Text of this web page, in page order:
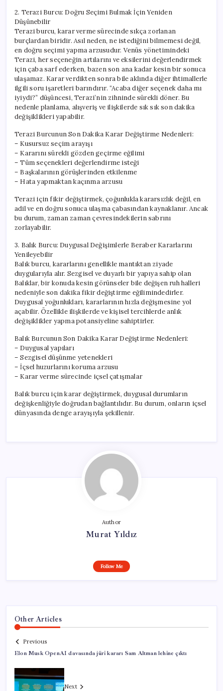
2. Terazi Burcu: Doğru Seçimi Bulmak İçin Yeniden
Düşünebilir
Terazi burcu, karar verme sürecinde sıkça zorlanan
burçlardan biridir. Asıl neden, ne istediğini bilmemesi değil,
en doğru seçimi yapma arzusudur. Venüs yönetimindeki
Terazi, her seçeneğin artılarını ve eksilerini değerlendirmek
için çaba sarf ederken, bazen son ana kadar kesin bir sonuca
ulaşamaz. Karar verdikten sonra bile aklında diğer ihtimallerle
ilgili soru işaretleri barındırır. “Acaba diğer seçenek daha mı
iyiydi?” düşüncesi, Terazi’nin zihninde sürekli döner. Bu
nedenle planlama, alışveriş ve ilişkilerde sık sık son dakika
değişiklikleri yapabilir.
Terazi Burcunun Son Dakika Karar Değiştirme Nedenleri:
– Kusursuz seçim arayışı
– Kararını sürekli gözden geçirme eğilimi
– Tüm seçenekleri değerlendirme isteği
– Başkalarının görüşlerinden etkilenme
– Hata yapmaktan kaçınma arzusu
Terazi için fikir değiştirmek, çoğunlukla kararsızlık değil, en
adil ve en doğru sonuca ulaşma çabasından kaynaklanır. Ancak
bu durum, zaman zaman çevresindekilerin sabrını
zorlayabilir.
3. Balık Burcu: Duygusal Değişimlerle Beraber Kararlarını
Yenileyebilir
Balık burcu, kararlarını genellikle mantıktan ziyade
duygularıyla alır. Sezgisel ve duyarlı bir yapıya sahip olan
Balıklar, bir konuda kesin görünseler bile değişen ruh halleri
nedeniyle son dakika fikir değiştirme eğilimindedirler.
Duygusal yoğunlukları, kararlarının hızla değişmesine yol
açabilir. Özellikle ilişkilerde ve kişisel tercihlerde anlık
değişiklikler yapma potansiyeline sahiptirler.
Balık Burcunun Son Dakika Karar Değiştirme Nedenleri:
– Duygusal yapıları
– Sezgisel düşünme yetenekleri
– İçsel huzurlarını koruma arzusu
– Karar verme sürecinde içsel çatışmalar
Balık burcu için karar değiştirmek, duygusal durumların
değişkenliğiyle doğrudan bağlantılıdır. Bu durum, onların içsel
dünyasında denge arayışıyla şekillenir.
Author
Murat Yıldız
Follow Me
Other Articles
Previous
Elon Musk OpenAI davasında jüri kararı Sam Altman lehine çıktı
Next